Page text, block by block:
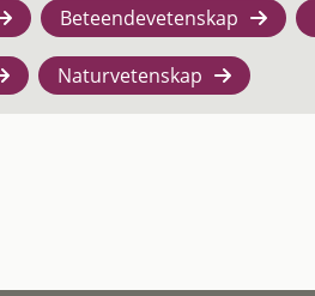
Beteendevetenskap
Naturvetenskap